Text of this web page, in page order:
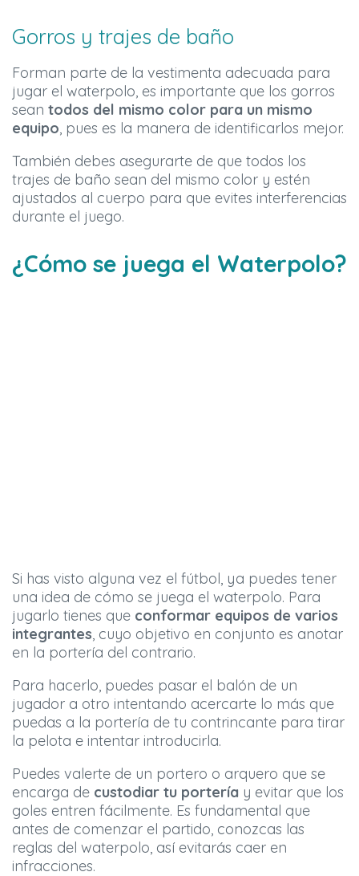
Gorros y trajes de baño
Forman parte de la vestimenta adecuada para
jugar el waterpolo, es importante que los gorros
sean todos del mismo color para un mismo
equipo, pues es la manera de identificarlos mejor.
También debes asegurarte de que todos los
trajes de baño sean del mismo color y estén
ajustados al cuerpo para que evites interferencias
durante el juego.
¿Cómo se juega el Waterpolo?
Si has visto alguna vez el fútbol, ya puedes tener
una idea de cómo se juega el waterpolo. Para
jugarlo tienes que conformar equipos de varios
integrantes, cuyo objetivo en conjunto es anotar
en la portería del contrario.
Para hacerlo, puedes pasar el balón de un
jugador a otro intentando acercarte lo más que
puedas a la portería de tu contrincante para tirar
la pelota e intentar introducirla.
Puedes valerte de un portero o arquero que se
encarga de custodiar tu portería y evitar que los
goles entren fácilmente. Es fundamental que
antes de comenzar el partido, conozcas las
reglas del waterpolo, así evitarás caer en
infracciones.